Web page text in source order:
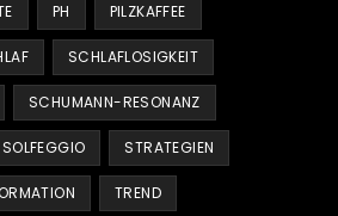
PH PILZKAFFEE
SCHLAFLOSIGKEIT
SCHUMANN-RESONANZ
SOLFEGGIO STRATEGIEN
TREND